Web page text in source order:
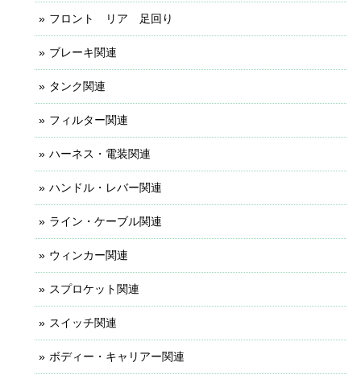
フロント リア 足回り
ブレーキ関連
タンク関連
フィルター関連
ハーネス・電装関連
ハンドル・レバー関連
ライン・ケーブル関連
ウィンカー関連
スプロケット関連
スイッチ関連
ボディー・キャリアー関連